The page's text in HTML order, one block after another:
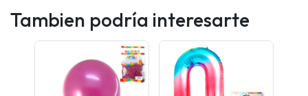
Tambien podría interesarte